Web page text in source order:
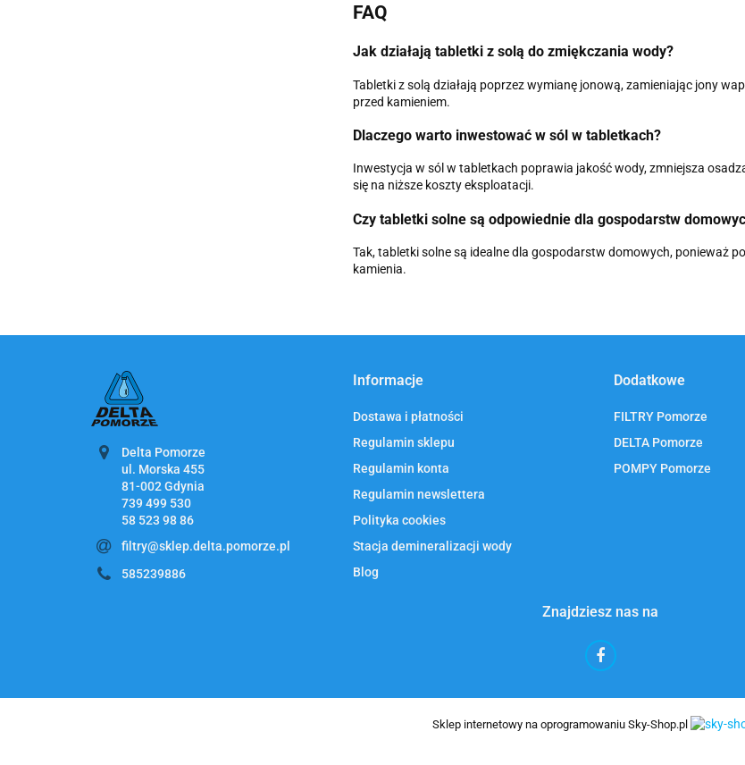
FAQ
Jak działają tabletki z solą do zmiękczania wody?
Tabletki z solą działają poprzez wymianę jonową, zamieniając jony
przed kamieniem.
Dlaczego warto inwestować w sól w tabletkach?
Inwestycja w sól w tabletkach poprawia jakość wody, zmniejsza
się na niższe koszty eksploatacji.
Czy tabletki solne są odpowiednie dla gospodarstw
Tak, tabletki solne są idealne dla gospodarstw domowych, ponieważ
kamienia.
Delta Pomorze
ul. Morska 455
739 499 530
58 523 98 86
filtry@sklep.delta.pomorze.pl
585239886
Informacje
Dostawa i płatności
Regulamin sklepu
Regulamin konta
Regulamin newslettera
Polityka cookies
Stacja demineralizacji wody
Blog
Dodatkowe
FILTRY Pomorze
DELTA Pomorze
POMPY Pomorze
Znajdziesz nas na
Sklep internetowy na oprogramowaniu Sky-Shop.pl